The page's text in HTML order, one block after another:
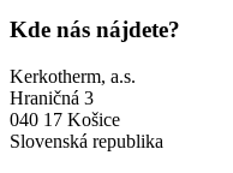
Kde nás nájdete?
Kerkotherm, a.s.
Hraničná 3
040 17 Košice
Slovenská republika